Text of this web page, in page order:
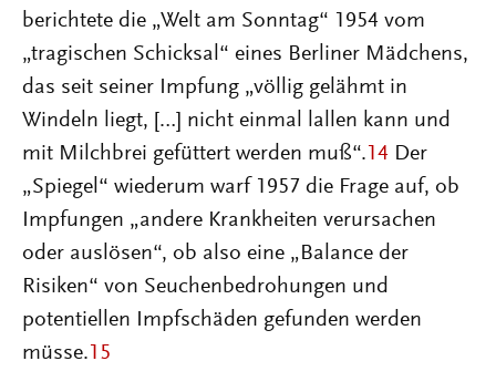
berichtete die „Welt am Sonntag“ 1954 vom
„tragischen Schicksal“ eines Berliner Mädchens,
das seit seiner Impfung „völlig gelähmt in
Windeln liegt, […] nicht einmal lallen kann und
mit Milchbrei gefüttert werden muß“. 14 Der
„Spiegel“ wiederum warf 1957 die Frage auf, ob
Impfungen „andere Krankheiten verursachen
oder auslösen“, ob also eine „Balance der
Risiken“ von Seuchenbedrohungen und
potentiellen Impfschäden gefunden werden
müsse. 15